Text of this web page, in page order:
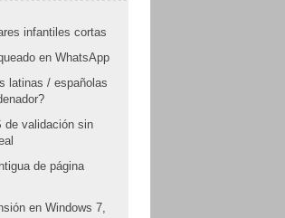
infantiles cortas
en WhatsApp
latinas / españolas
de validación sin
de página
en Windows 7,